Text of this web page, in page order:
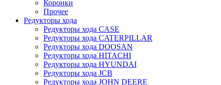
Коронки
Прочее
Редукторы хода
Редукторы хода CASE
Редукторы хода CATERPILLAR
Редукторы хода DOOSAN
Редукторы хода HITACHI
Редукторы хода HYUNDAI
Редукторы хода JCB
Редукторы хода JOHN DEERE